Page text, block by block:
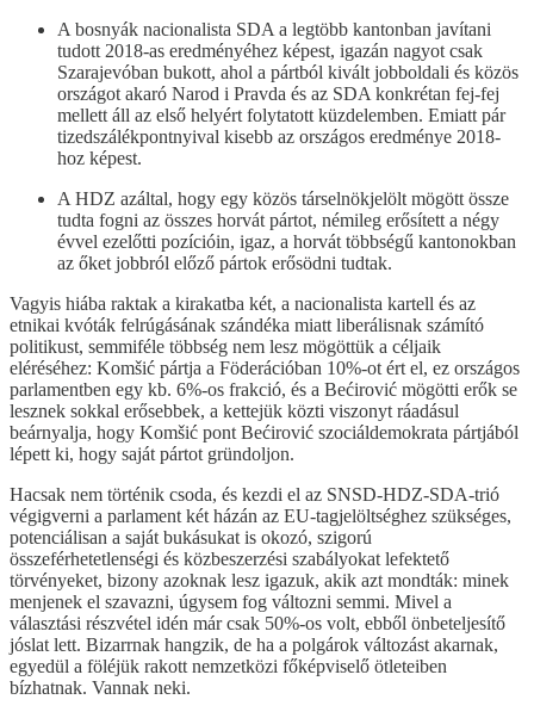
A bosnyák nacionalista SDA a legtöbb kantonban javítani
tudott 2018-as eredményéhez képest, igazán nagyot csak
Szarajevóban bukott, ahol a pártból kivált jobboldali és közös
országot akaró Narod i Pravda és az SDA konkrétan fej-fej
mellett áll az első helyért folytatott küzdelemben. Emiatt pár
tizedszálékpontnyival kisebb az országos eredménye 2018-
hoz képest.
A HDZ azáltal, hogy egy közös társelnökjelölt mögött össze
tudta fogni az összes horvát pártot, némileg erősített a négy
évvel ezelőtti pozícióin, igaz, a horvát többségű kantonokban
az őket jobbról előző pártok erősödni tudtak.
Vagyis hiába raktak a kirakatba két, a nacionalista kartell és az
etnikai kvóták felrúgásának szándéka miatt liberálisnak számító
politikust, semmiféle többség nem lesz mögöttük a céljaik
eléréséhez: Komšić pártja a Föderációban 10%-ot ért el, ez országos
parlamentben egy kb. 6%-os frakció, és a Bećirović mögötti erők se
lesznek sokkal erősebbek, a kettejük közti viszonyt ráadásul
beárnyalja, hogy Komšić pont Bećirović szociáldemokrata pártjából
lépett ki, hogy saját pártot gründoljon.
Hacsak nem történik csoda, és kezdi el az SNSD-HDZ-SDA-trió
végigverni a parlament két házán az EU-tagjelöltséghez szükséges,
potenciálisan a saját bukásukat is okozó, szigorú
összeférhetetlenségi és közbeszerzési szabályokat lefektető
törvényeket, bizony azoknak lesz igazuk, akik azt mondták: minek
menjenek el szavazni, úgysem fog változni semmi. Mivel a
választási részvétel idén már csak 50%-os volt, ebből önbeteljesítő
jóslat lett. Bizarrnak hangzik, de ha a polgárok változást akarnak,
egyedül a föléjük rakott nemzetközi főképviselő ötleteiben
bízhatnak. Vannak neki.